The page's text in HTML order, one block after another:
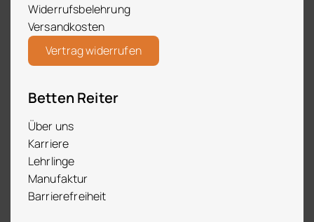
Widerrufsbelehrung
Versandkosten
Vertrag widerrufen
Betten Reiter
Über uns
Karriere
Lehrlinge
Manufaktur
Barrierefreiheit